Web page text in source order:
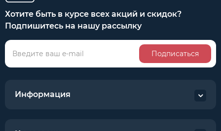
Хотите быть в курсе всех акций и скидок?
Подпишитесь на нашу рассылку
Подписаться
Информация